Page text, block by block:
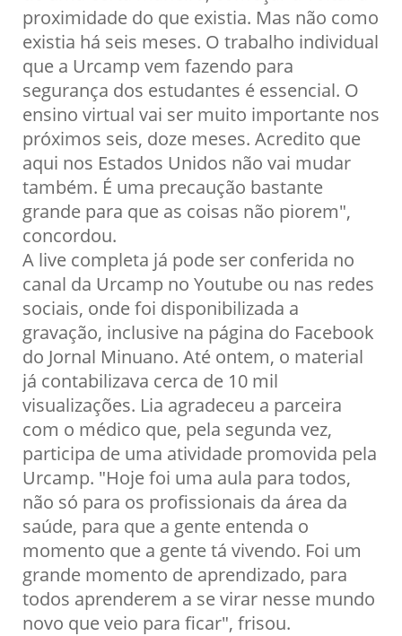
proximidade do que existia. Mas não como
existia há seis meses. O trabalho individual
que a Urcamp vem fazendo para
segurança dos estudantes é essencial. O
ensino virtual vai ser muito importante nos
próximos seis, doze meses. Acredito que
aqui nos Estados Unidos não vai mudar
também. É uma precaução bastante
grande para que as coisas não piorem",
concordou.
A live completa já pode ser conferida no
canal da Urcamp no Youtube ou nas redes
sociais, onde foi disponibilizada a
gravação, inclusive na página do Facebook
do Jornal Minuano. Até ontem, o material
já contabilizava cerca de 10 mil
visualizações. Lia agradeceu a parceira
com o médico que, pela segunda vez,
participa de uma atividade promovida pela
Urcamp. "Hoje foi uma aula para todos,
não só para os profissionais da área da
saúde, para que a gente entenda o
momento que a gente tá vivendo. Foi um
grande momento de aprendizado, para
todos aprenderem a se virar nesse mundo
novo que veio para ficar", frisou.